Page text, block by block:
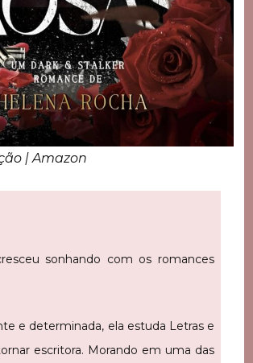
| Amazon
sonhando com os romances
e determinada, ela estuda Letras e
escritora. Morando em uma das